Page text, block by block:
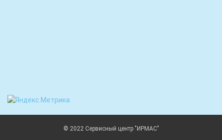
© 2022 Сервисный центр "ИРМАС"